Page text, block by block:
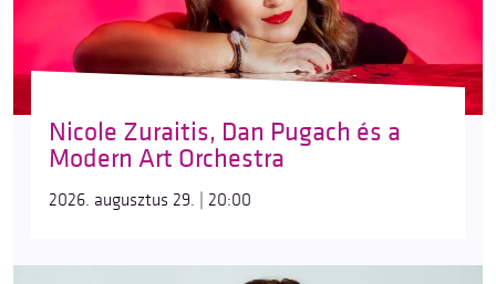
Nicole Zuraitis, Dan Pugach és a
Modern Art Orchestra
2026. augusztus 29. | 20:00